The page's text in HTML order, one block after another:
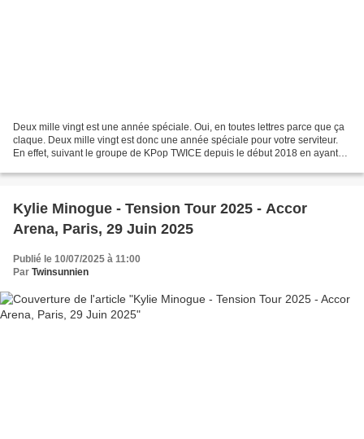
Deux mille vingt est une année spéciale. Oui, en toutes lettres parce que ça
claque. Deux mille vingt est donc une année spéciale pour votre serviteur.
En effet, suivant le groupe de KPop TWICE depuis le début 2018 en ayant
Kylie Minogue - Tension Tour 2025 - Accor
Arena, Paris, 29 Juin 2025
Publié le 10/07/2025 à 11:00
Par Twinsunnien